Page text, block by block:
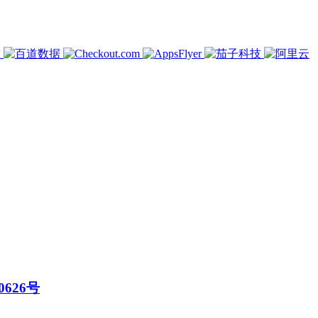
号